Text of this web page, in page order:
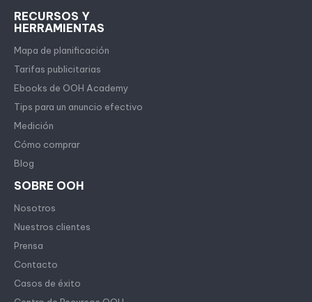
RECURSOS Y
HERRAMIENTAS
Mapa de planificación
Tarifas publicitarias
Ebooks de OOH Academy
Tips para un anuncio efectivo
Medición
Cómo comprar
Blog
SOBRE OOH
Nosotros
Nuestros clientes
Prensa
Contacto
Casos de éxito